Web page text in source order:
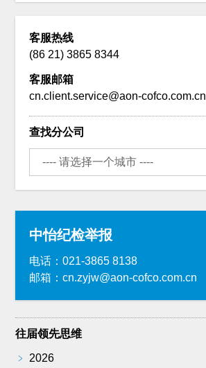
客服热线
(86 21) 3865 8344
客服邮箱
cn.client.service@aon-cofco.com.cn
查找分公司
中怡纪检举报
电话：021-3865 8138
邮箱：cn.zyjw@aon-cofco.com.cn
往届领先思维
﹥
2026